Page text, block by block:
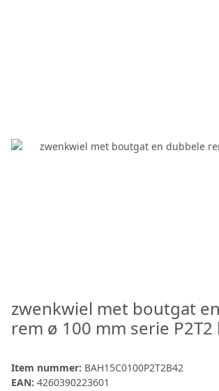
zwenkwiel met boutgat
rem ø 100 mm serie
Item nummer: BAH15C0100P2T2B42
EAN: 4260390223601